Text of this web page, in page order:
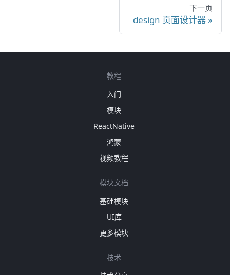
下一页
design 页面设计器
教程
入门
模块
ReactNative
鸿蒙
视频教程
模块文档
基础模块
UI库
更多模块
技术